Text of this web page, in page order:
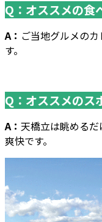
Q：オススメの食
A： ご当地グルメの
す。
Q：オススメのス
A： 天橋立は眺める
爽快です。